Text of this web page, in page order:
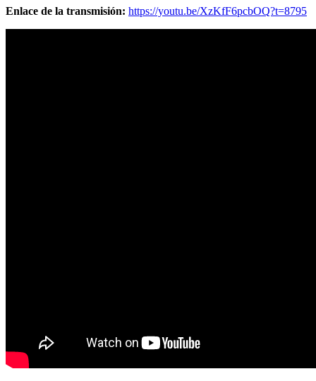
Enlace de la transmisión: https://youtu.be/XzKfF6pcbOQ?t=8795